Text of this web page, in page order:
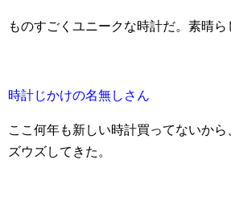
ものすごくユニークな時計だ。素晴ら
時計じかけの名無しさん
ここ何年も新しい時計買ってないか
ズウズしてきた。